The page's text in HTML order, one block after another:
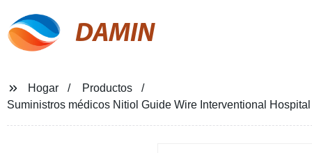
DAMIN
Hogar
Productos
Suministros médicos Nitiol Guide Wire Interventional